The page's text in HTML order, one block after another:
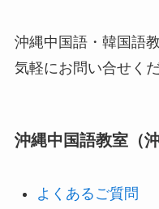
沖縄中国語・韓国語
気軽にお問い合せくだ
沖縄中国語教室（
よくあるご質問